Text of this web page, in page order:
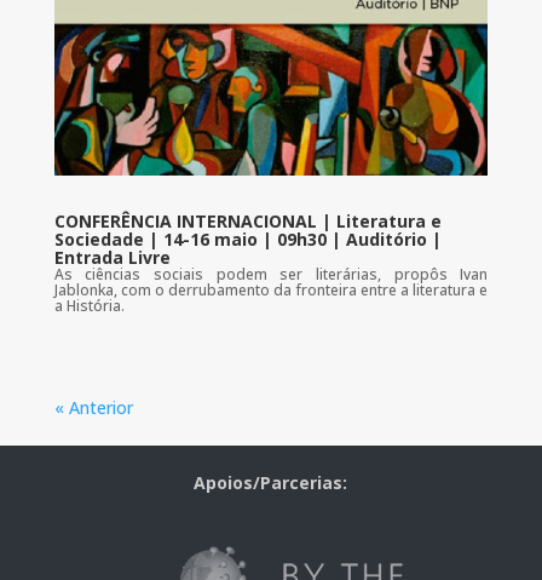
CONFERÊNCIA INTERNACIONAL | Literatura e
Sociedade | 14-16 maio | 09h30 | Auditório |
Entrada Livre
As ciências sociais podem ser literárias, propôs Ivan
Jablonka, com o derrubamento da fronteira entre a literatura e
a História.
« Anterior
Apoios/Parcerias: